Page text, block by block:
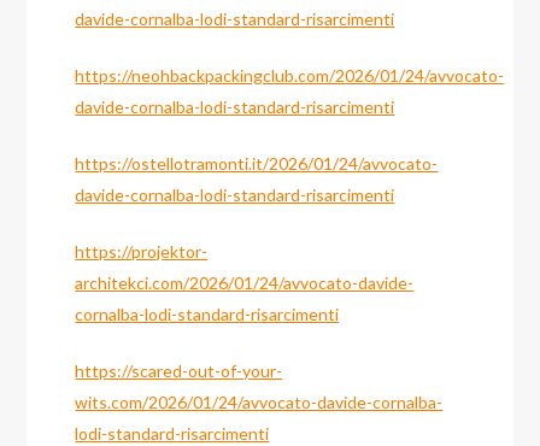
davide-cornalba-lodi-standard-risarcimenti
https://neohbackpackingclub.com/2026/01/24/avvocato-
davide-cornalba-lodi-standard-risarcimenti
https://ostellotramonti.it/2026/01/24/avvocato-
davide-cornalba-lodi-standard-risarcimenti
https://projektor-
architekci.com/2026/01/24/avvocato-davide-
cornalba-lodi-standard-risarcimenti
https://scared-out-of-your-
wits.com/2026/01/24/avvocato-davide-cornalba-
lodi-standard-risarcimenti